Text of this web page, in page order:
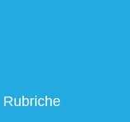
Rubriche